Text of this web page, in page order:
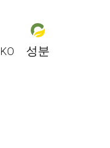
KO
성분